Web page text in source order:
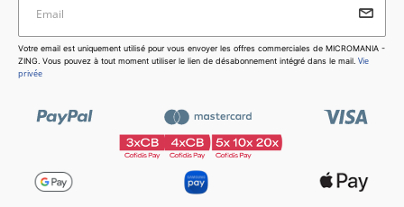
Votre email est uniquement utilisé pour vous envoyer les
offres commerciales de MICROMANIA - ZING. Vous pouvez
à tout moment utiliser le lien de désabonnement intégré dans
Email
Votre email est uniquement utilisé pour vous envoyer les offres commerciales de MICROMANIA -
ZING. Vous pouvez à tout moment utiliser le lien de désabonnement intégré dans le mail. Vie
privée